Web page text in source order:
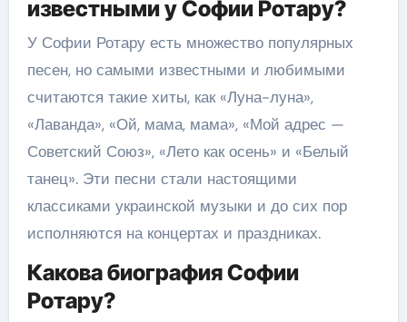
известными у Софии Ротару?
У Софии Ротару есть множество популярных
песен, но самыми известными и любимыми
считаются такие хиты, как «Луна-луна»,
«Лаванда», «Ой, мама, мама», «Мой адрес —
Советский Союз», «Лето как осень» и «Белый
танец». Эти песни стали настоящими
классиками украинской музыки и до сих пор
исполняются на концертах и праздниках.
Какова биография Софии
Ротару?